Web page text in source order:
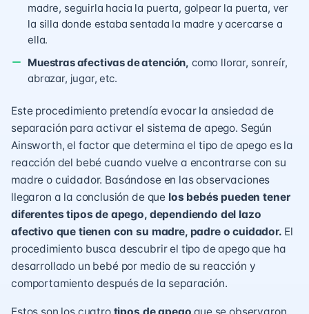
madre, seguirla hacia la puerta, golpear la puerta, ver
la silla donde estaba sentada la madre y acercarse a
ella.
Muestras afectivas de atención, como llorar, sonreír,
abrazar, jugar, etc.
Este procedimiento pretendía evocar la ansiedad de
separación para activar el sistema de apego. Según
Ainsworth, el factor que determina el tipo de apego es la
reacción del bebé cuando vuelve a encontrarse con su
madre o cuidador. Basándose en las observaciones
llegaron a la conclusión de que los bebés pueden tener
diferentes tipos de apego, dependiendo del lazo
afectivo que tienen con su madre, padre o cuidador. El
procedimiento busca descubrir el tipo de apego que ha
desarrollado un bebé por medio de su reacción y
comportamiento después de la separación.